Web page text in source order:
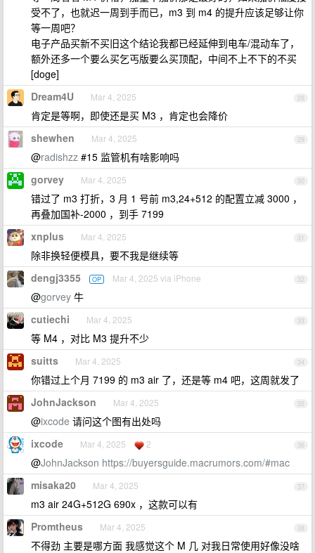
受不了，也就迟一周到手而已，m3 到 m4 的提升应该足够让你
等一周吧？
电子产品买新不买旧这个结论我都已经延伸到电车/混动车了，
额外还多一个要么买乞丐版要么买顶配，中间不上不下的不买
[doge]
28
Dream4U Mar 4, 2025
肯定是等啊，即使还是买 M3 ，肯定也会降价
29
shewhen Mar 4, 2025
@radishzz #15 监管机有啥影响吗
30
gorvey Mar 4, 2025
错过了 m3 打折，3 月 1 号前 m3,24+512 的配置立减 3000 ，
再叠加国补-2000 ，到手 7199
31
xnplus Mar 4, 2025
除非换轻便模具，要不我是继续等
32
dengj3355 OP Mar 4, 2025 via iPhone
@gorvey 牛
33
cutiechi Mar 4, 2025
等 M4 ，对比 M3 提升不少
34
suitts Mar 4, 2025
你错过上个月 7199 的 m3 air 了，还是等 m4 吧，这周就发了
35
JohnJackson Mar 4, 2025
@ixcode 请问这个图有出处吗
36
ixcode Mar 4, 2025 2
@JohnJackson https://buyersguide.macrumors.com/#mac
37
misaka20 Mar 4, 2025
m3 air 24G+512G 690x ，这款可以有
38
Promtheus Mar 4, 2025
不得劲 主要是哪方面 我感觉这个 M 几 对我日常使用好像没啥